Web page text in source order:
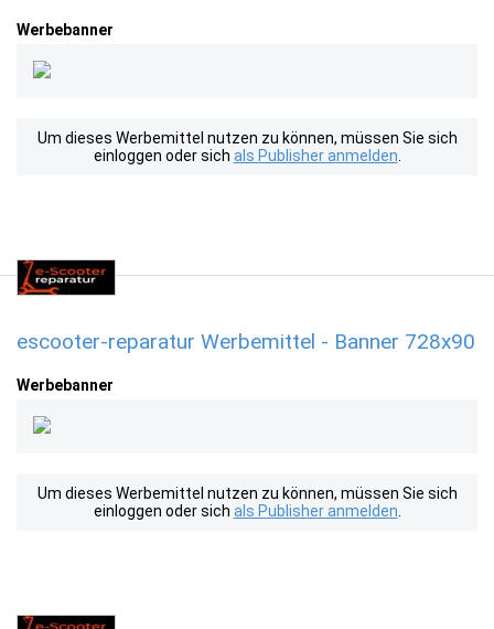
Werbebanner
Um dieses Werbemittel nutzen zu können, müssen Sie sich
einloggen oder sich als Publisher anmelden
escooter-reparatur Werbemittel - Banner 728x90
Werbebanner
Um dieses Werbemittel nutzen zu können, müssen Sie sich
einloggen oder sich als Publisher anmelden